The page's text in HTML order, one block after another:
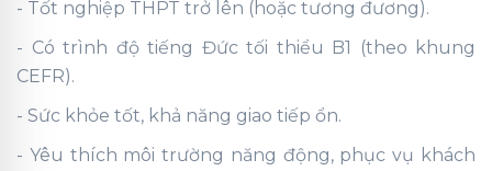
- Tốt nghiệp THPT trở lên (hoặc tương đương).
- Có trình độ tiếng Đức tối thiểu B1 (theo khung
CEFR).
- Sức khỏe tốt, khả năng giao tiếp ổn.
- Yêu thích môi trường năng động, phục vụ khách